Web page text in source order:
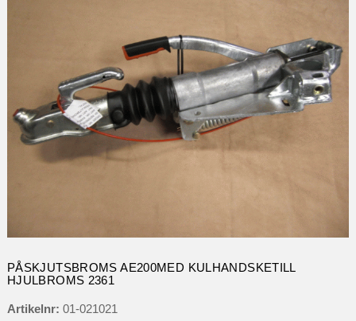
PÅSKJUTSBROMS AE200MED KULHANDSKETILL
HJULBROMS 2361
Artikelnr: 01-021021